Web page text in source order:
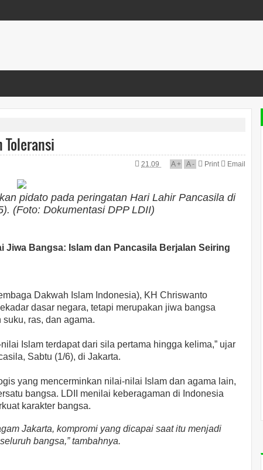
Toleransi
21.09 A+ A- Print Email
pidato pada peringatan Hari Lahir Pancasila di
(Foto: Dokumentasi DPP LDII)
Jiwa Bangsa: Islam dan Pancasila Berjalan Seiring
Dakwah Islam Indonesia), KH Chriswanto
dasar negara, tetapi merupakan jiwa bangsa
ras, dan agama.
Islam terdapat dari sila pertama hingga kelima,” ujar
Sabtu (1/6), di Jakarta.
yang mencerminkan nilai-nilai Islam dan agama lain,
bangsa. LDII menilai keberagaman di Indonesia
karakter bangsa.
Jakarta, kompromi yang dicapai saat itu menjadi
bangsa,” tambahnya.